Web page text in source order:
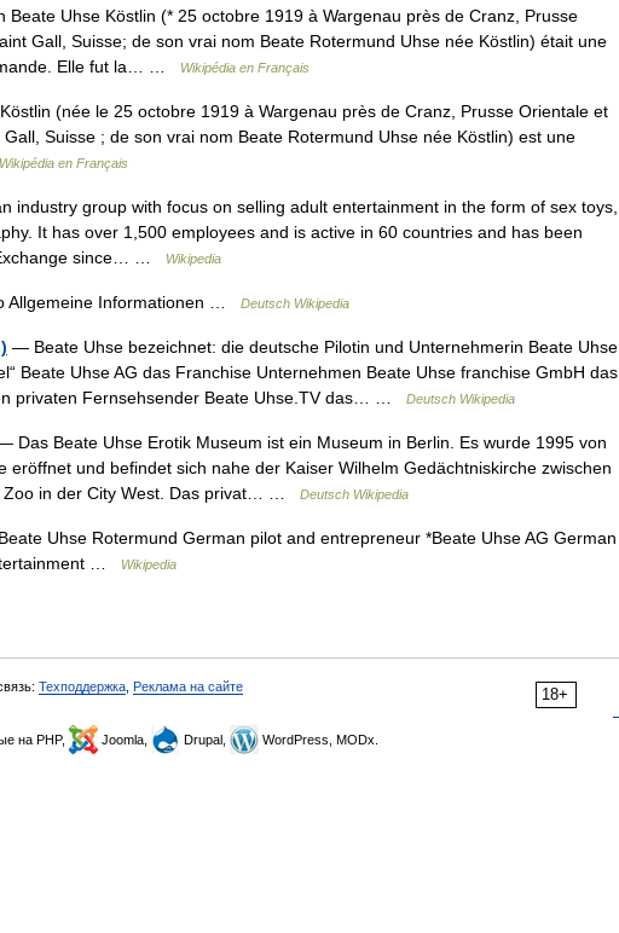
Uhse Köstlin (* 25 octobre 1919 à Wargenau près de Cranz, Prusse
Gall, Suisse; de son vrai nom Beate Rotermund Uhse née Köstlin) était une
Elle fut la… …
Wikipédia en Français
(née le 25 octobre 1919 à Wargenau près de Cranz, Prusse Orientale et
Suisse ; de son vrai nom Beate Rotermund Uhse née Köstlin) est une
Wikipédia en Français
industry group with focus on selling adult entertainment in the form of sex toys,
It has over 1,500 employees and is active in 60 countries and has been
since… …
Wikipedia
Allgemeine Informationen … Deutsch Wikipedia
— Beate Uhse bezeichnet: die deutsche Pilotin und Unternehmerin Beate Uhse
Beate Uhse AG das Franchise Unternehmen Beate Uhse franchise GmbH das
privaten Fernsehsender Beate Uhse.TV das… …
Deutsch Wikipedia
Das Beate Uhse Erotik Museum ist ein Museum in Berlin. Es wurde 1995 von
eröffnet und befindet sich nahe der Kaiser Wilhelm Gedächtniskirche zwischen
Zoo in der City West. Das privat… …
Deutsch Wikipedia
Uhse Rotermund German pilot and entrepreneur *Beate Uhse AG German
…
Wikipedia
18+
Техподдержка Реклама на сайте
на PHP, Joomla, Drupal, WordPress, MODx.